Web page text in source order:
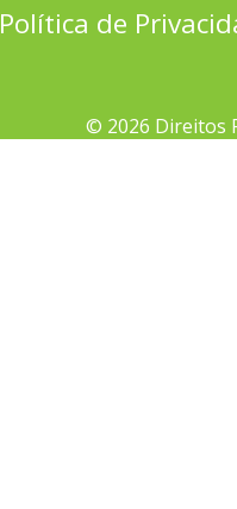
Política de
© 2026 Direitos